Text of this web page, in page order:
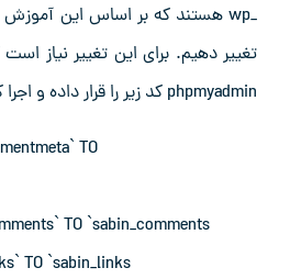
phpmyadmin کد زیر را قرار داده و اجرا کنید.
TO
TO `sabin_comments`;
TO `sabin_links`;